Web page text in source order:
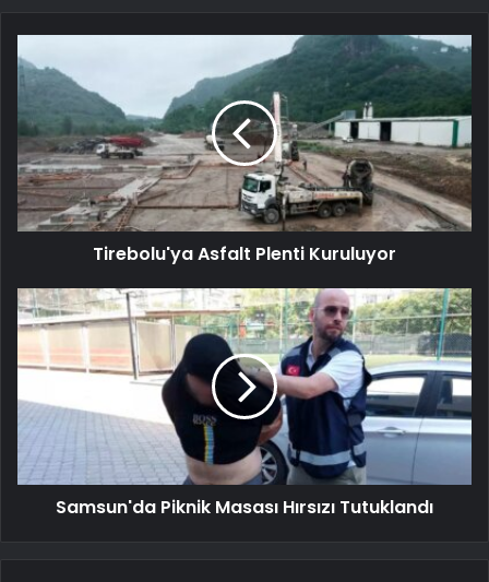
Tirebolu'ya Asfalt Plenti Kuruluyor
Samsun'da Piknik Masası Hırsızı Tutuklandı